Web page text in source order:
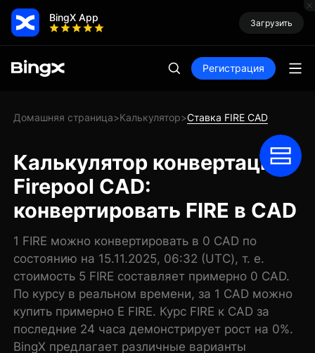
BingX App Загрузить
Регистрация
Домашняя страница>Калькулятор>Ставка FIRE CAD
Калькулятор конвертации
Firepool CAD:
конвертировать FIRE в CAD
1 FIRE можно конвертировать в 0 CAD по
состоянию на 15.11.2025, 06:32 (UTC), т. е.
стоимость 5 FIRE составляет примерно 0 CAD.
По курсу в реальном времени, за 1 CAD можно
купить примерно E FIRE. Курс FIRE к CAD за
последние 24 часа демонстрирует рост на 0%.
BingX предлагает различные варианты